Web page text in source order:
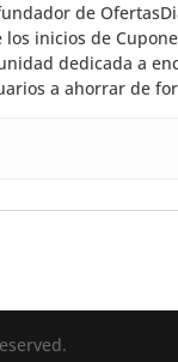
de
los inicios de
dedicada a
a ahorrar de